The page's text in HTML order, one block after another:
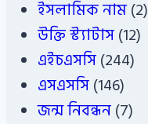
ইসলামিক নাম(2)
উক্তি স্ট্যাটাস(12)
এইচএসসি(244)
এসএসসি(146)
জন্ম নিবন্ধন(7)